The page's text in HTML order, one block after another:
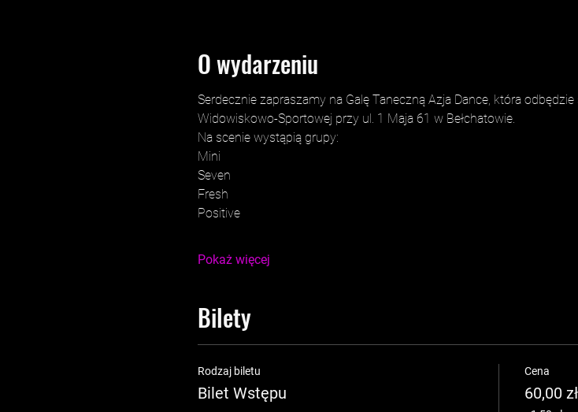
O wydarzeniu
Serdecznie zapraszamy na Galę Taneczną Azja Dance, która
Widowiskowo-Sportowej przy ul. 1 Maja 61 w Bełchatowie.
Na scenie wystąpią grupy:
Mini
Seven
Fresh
Positive
Pokaż więcej
Bilety
Rodzaj biletu
Bilet Wstępu
Cena
60,00 zł